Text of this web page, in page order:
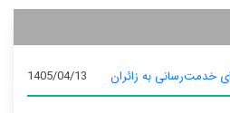
خدمت‌رسانی به زائران 1405/04/13